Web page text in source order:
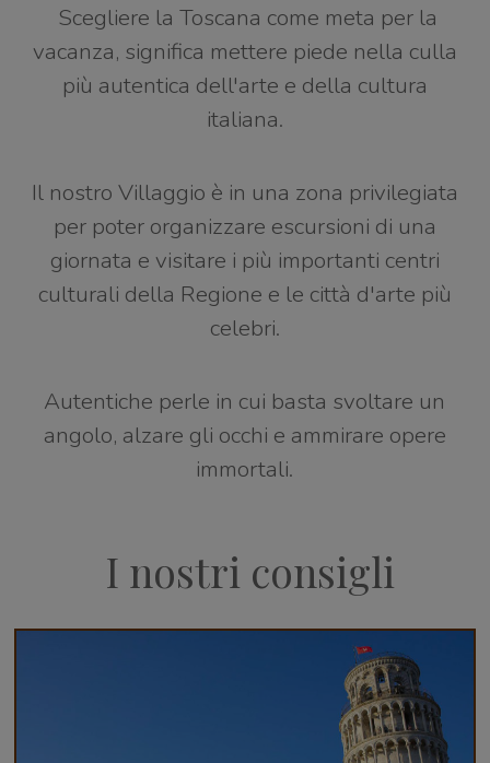
Scegliere la Toscana come meta per la
vacanza, significa mettere piede nella culla
più autentica dell'arte e della cultura
italiana.
Il nostro Villaggio è in una zona privilegiata
per poter organizzare escursioni di una
giornata e visitare i più importanti centri
culturali della Regione e le città d'arte più
celebri.
Autentiche perle in cui basta svoltare un
angolo, alzare gli occhi e ammirare opere
immortali.
I nostri consigli